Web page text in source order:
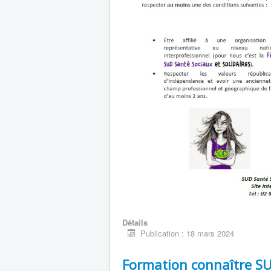
Détails
Publication : 18 mars 2024
Formation connaître